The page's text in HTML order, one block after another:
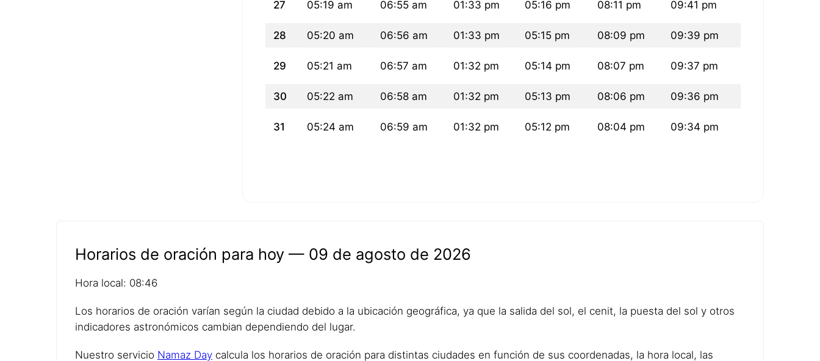
27 05:19 am 06:55 am 01:33 pm 05:16 pm 08:11 pm 09:41 pm
28 05:20 am 06:56 am 01:33 pm 05:15 pm 08:09 pm 09:39 pm
29 05:21 am 06:57 am 01:32 pm 05:14 pm 08:07 pm 09:37 pm
30 05:22 am 06:58 am 01:32 pm 05:13 pm 08:06 pm 09:36 pm
31 05:24 am 06:59 am 01:32 pm 05:12 pm 08:04 pm 09:34 pm
Horarios de oración para hoy — 09 de agosto de 2026
Hora local: 08:46
Los horarios de oración varían según la ciudad debido a la ubicación geográfica, ya que la salida del sol, el cenit, la puesta del sol y otros
indicadores astronómicos cambian dependiendo del lugar.
Nuestro servicio Namaz Day calcula los horarios de oración para distintas ciudades en función de sus coordenadas, la hora local, las